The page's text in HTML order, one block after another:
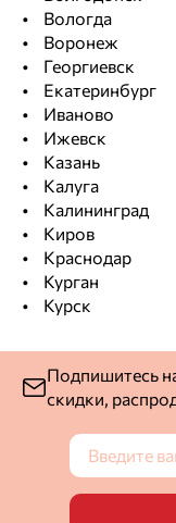
Вологда
Воронеж
Георгиевск
Екатеринбург
Иваново
Ижевск
Казань
Калуга
Калининград
Киров
Краснодар
Курган
Курск
Подпишитесь
скидки,